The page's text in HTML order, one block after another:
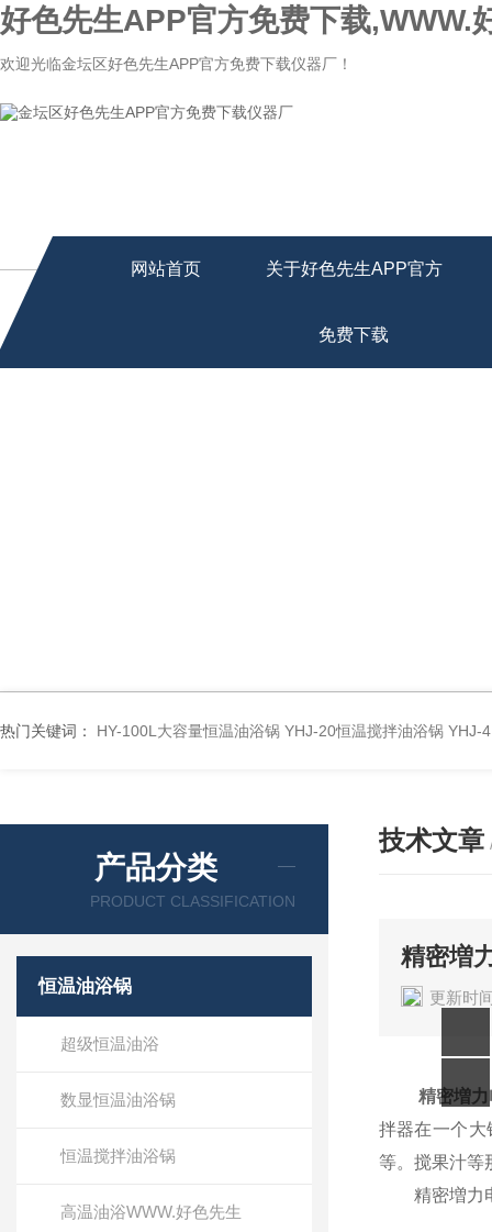
好色先生APP官方免费下载,WWW.
欢迎光临金坛区好色先生APP官方免费下载仪器厂！
网站首页 关于好色先生APP官方
免费下载
热门关键词： HY-100L大容量恒温油浴锅 YHJ-20恒温搅拌油浴锅 YHJ-
产品分类
PRODUCT CLASSIFICATION
恒温油浴锅
超级恒温油浴
数显恒温油浴锅
恒温搅拌油浴锅
高温油浴WWW.好色先生
技术文章
精密増
更新时
精密増
拌器在一个大
等。搅果汁等
精密増力电